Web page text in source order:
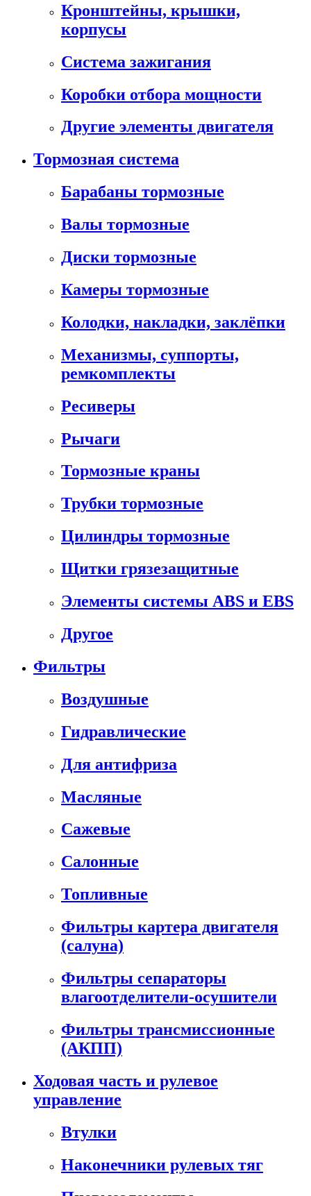
Кронштейны, крышки,
корпусы
Cистема зажигания
Коробки отбора мощности
Другие элементы двигателя
Тормозная система
Барабаны тормозные
Валы тормозные
Диски тормозные
Камеры тормозные
Колодки, накладки, заклёпки
Механизмы, суппорты,
ремкомплекты
Ресиверы
Рычаги
Тормозные краны
Трубки тормозные
Цилиндры тормозные
Щитки грязезащитные
Элементы системы ABS и EBS
Другое
Фильтры
Воздушные
Гидравлические
Для антифриза
Масляные
Сажевые
Салонные
Топливные
Фильтры картера двигателя
(салуна)
Фильтры сепараторы
влагоотделители-осушители
Фильтры трансмиссионные
(АКПП)
Ходовая часть и рулевое
управление
Втулки
Наконечники рулевых тяг